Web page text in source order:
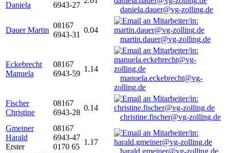
Daniela
6943-27
daniela.dauer@vg-zolling.de
Dauer Martin
08167
6943-31
0.04
martin.dauer@vg-zolling.de
Eckebrecht
Manuela
08167
6943-59
1.14
manuela.eckebrecht@vg-
zolling.de
Fischer
Christine
08167
6943-28
0.14
christine.fischer@vg-zolling.de
Gmeiner
Harald
Erster
08167
6943-47
0170 65
1.17